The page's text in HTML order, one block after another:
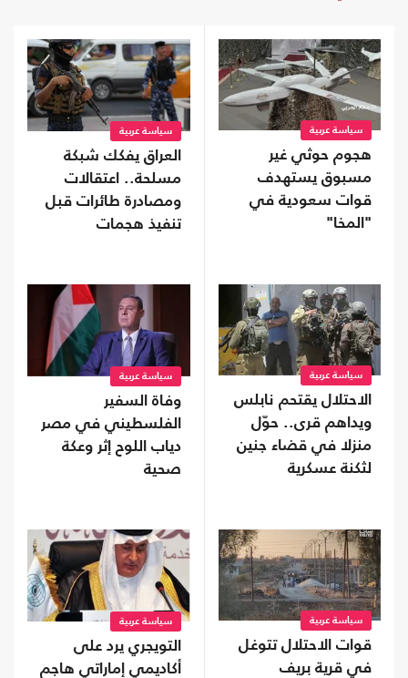
سياسة عربية
هجوم حوثي غير
مسبوق يستهدف
قوات سعودية في
"المخا"
سياسة عربية
العراق يفكك شبكة
مسلحة.. اعتقالات
ومصادرة طائرات قبل
تنفيذ هجمات
سياسة عربية
الاحتلال يقتحم نابلس
ويداهم قرى.. حوّل
منزلا في قضاء جنين
لثكنة عسكرية
سياسة عربية
وفاة السفير
الفلسطيني في مصر
دياب اللوح إثر وعكة
صحية
سياسة عربية
قوات الاحتلال تتوغل
في قرية بريف
سياسة عربية
التويجري يرد على
أكاديمي إماراتي هاجم